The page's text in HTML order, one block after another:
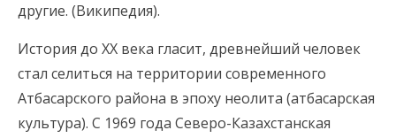
другие. (Википедия).
История до ХХ века гласит, древнейший человек
стал селиться на территории современного
Атбасарского района в эпоху неолита (атбасарская
культура). С 1969 года Северо-Казахстанская